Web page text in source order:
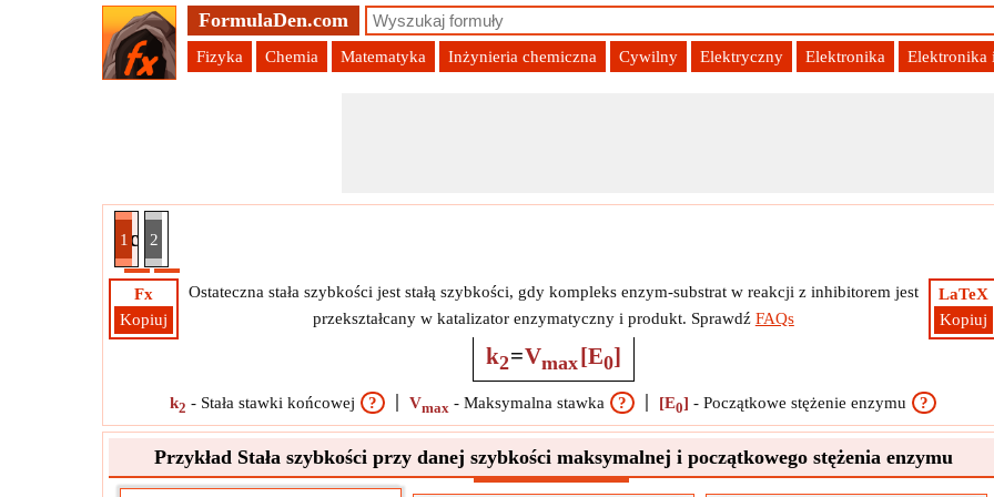
FormulaDen.com
Fizyka Chemia Matematyka Inżynieria chemiczna Cywilny Elektryczny Elektronika Elektronika
1
szybkości maksymalnej i początkowego stężenia enzymu
2
Fx
Kopiuj
LaTeX
Kopiuj
Ostateczna stała szybkości jest stałą szybkości, gdy kompleks enzym-substrat w reakcji z inhibitorem jest
przekształcany w katalizator enzymatyczny i produkt. Sprawdź FAQs
k2=Vmax[E0]
k2 - Stała stawki końcowej ? Vmax -Maksymalna stawka ? [E0] -Początkowe stężenie enzymu ?
Przykład Stała szybkości przy danej szybkości maksymalnej i początkowego stężenia enzymu